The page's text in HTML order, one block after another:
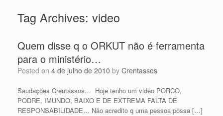
Tag Archives: video
Quem disse q o ORKUT não é ferramenta
para o ministério…
Posted on 4 de julho de 2010 by Crentassos
Saudações Crentassos… Hoje tenho um video PORCO,
PODRE, IMUNDO, BAIXO E DE EXTREMA FALTA DE
RESPONSABILIDADE… Não acredito q uma pessoa possa […]